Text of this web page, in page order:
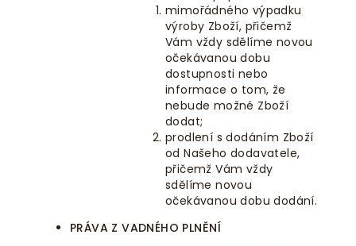
mimořádného výpadku
výroby Zboží, přičemž
Vám vždy sdělíme novou
očekávanou dobu
dostupnosti nebo
informace o tom, že
nebude možné Zboží
dodat;
prodlení s dodáním Zboží
od Našeho dodavatele,
přičemž Vám vždy
sdělíme novou
očekávanou dobu dodání.
PRÁVA Z VADNÉHO PLNĚNÍ